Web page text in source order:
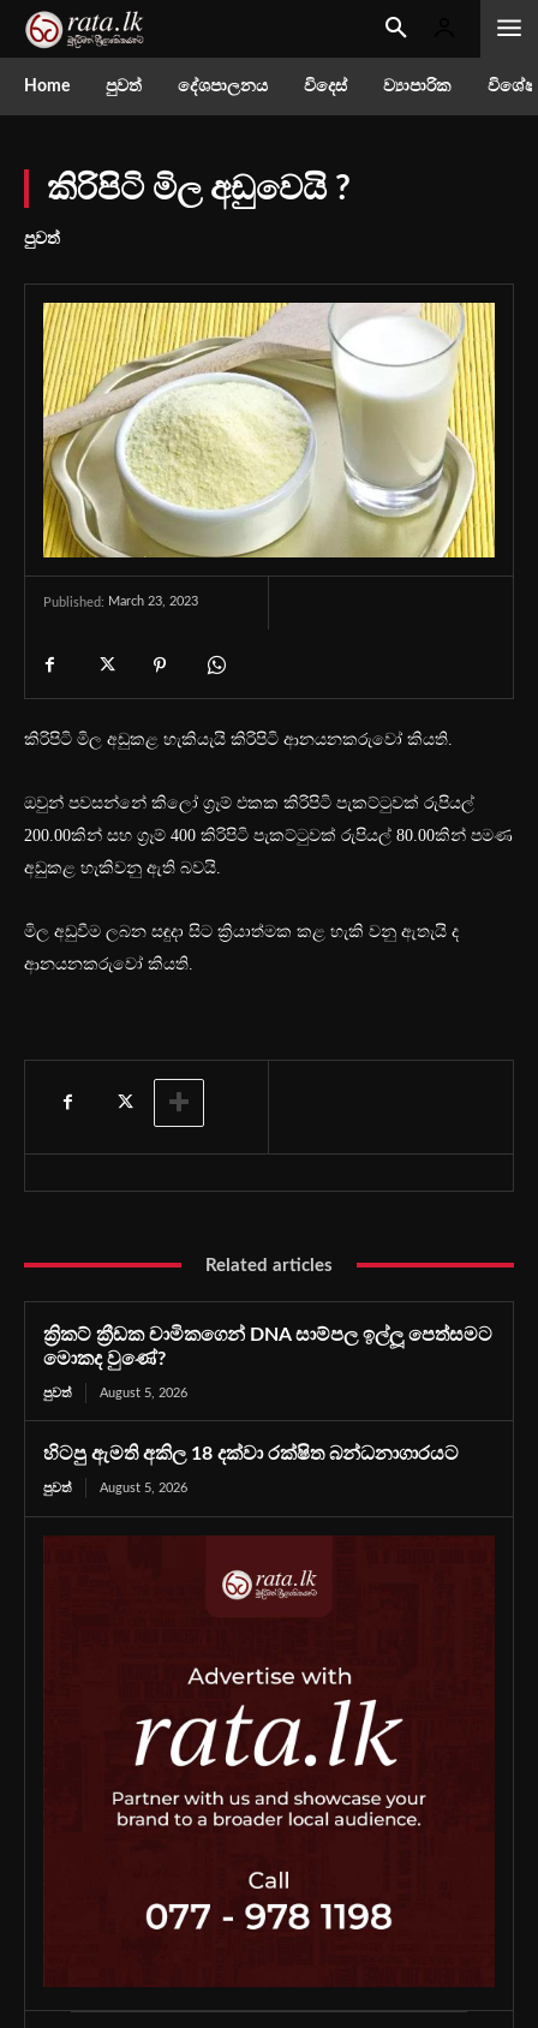
Home පුවත් දේශපාලනය විදෙස් ව්‍යාපාරික
කිරිපිටි මිල අඩුවෙයි ?
පුවත්
Published: March 23, 2023
කිරිපිටි මිල අඩුකළ හැකියැයි කිරිපිටි ආනයනකරුවෝ කියති.
ඔවුන් පවසන්නේ කිලෝ ග්‍රෑම් එකක කිරිපිටි පැකට්ටුවක් රුපියල්
200.00කින් සහ ග්‍රෑම් 400 කිරිපිටි පැකට්ටුවක් රුපියල් 80.00කින් පමණ
අඩුකළ හැකිවනු ඇති බවයි.
මිල අඩුවීම ලබන සඳුදා සිට ක්‍රියාත්මක කළ හැකි වනු ඇතැයි ද
ආනයනකරුවෝ කියති.
Related articles
ක්‍රිකට් ක්‍රීඩක චාමිකගෙන් DNA සාම්පල ඉල්ලූ පෙත්සමට
මොකද වුණේ?
පුවත් August 5, 2026
හිටපු ඇමති අකිල 18 දක්වා රක්ෂිත බන්ධනාගාරයට
පුවත් August 5, 2026